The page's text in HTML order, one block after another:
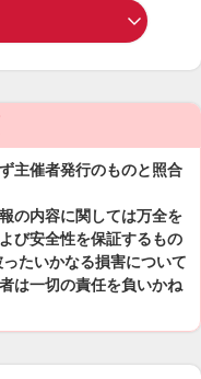
主催者発行のものと照合
の内容に関しては万全を
び安全性を保証するもの
たいかなる損害について
は一切の責任を負いかね